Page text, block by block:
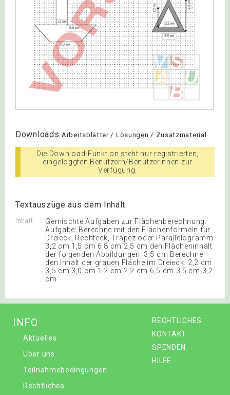
Downloads Arbeitsblätter / Lösungen / Zusatzmaterial
Die Download-Funktion steht nur registrierten,
eingeloggten Benutzern/Benutzerinnen zur
Verfügung.
Textauszüge aus dem Inhalt:
Inhalt
Gemischte Aufgaben zur Flächenberechnung.
Aufgabe: Berechne mit den Flächenformeln für
Dreieck, Rechteck, Trapez oder Parallelogramm
3,2 cm 1,5 cm 6,8 cm 2,5 cm den Flächeninhalt
der folgenden Abbildungen: 3,5 cm Berechne
den Inhalt der grauen Fläche im Dreieck. 2,2 cm
3,5 cm 3,0 cm 1,2 cm 2,2 cm 6,5 cm 3,5 cm 3,2
cm
RECHTLICHES
KONTAKT
SPENDEN
HILFE
INFO
Aktuelles
Über uns
Teilnahmebedingungen
Rechtliches